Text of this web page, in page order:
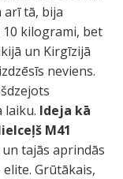
arī tā, bija
10 kilogrami, bet
un Kirgīzijā
neviens.
laiku. Ideja kā
M41
tajās aprindās
Grūtākais,